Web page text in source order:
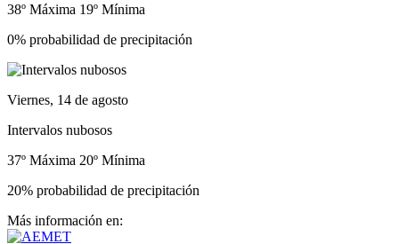
38º Máxima 19º Mínima
0% probabilidad de precipitación
Viernes, 14 de agosto
Intervalos nubosos
37º Máxima 20º Mínima
20% probabilidad de precipitación
Más información en: